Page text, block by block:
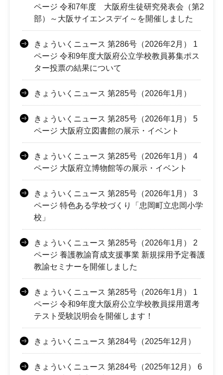
ページ 令和7年度 大阪府生徒研究発表会（第2
部）～大阪サイエンスデイ～を開催しました
きょういくニュース 第286号（2026年2月） 1
ページ 令和9年度大阪府公立学校教員募集ポス
ター投票の結果について
きょういくニュース 第285号（2026年1月）
きょういくニュース 第285号（2026年1月） 5
ページ 大阪府立図書館の展示・イベント
きょういくニュース 第285号（2026年1月） 4
ページ 大阪府立博物館等の展示・イベント
きょういくニュース 第285号（2026年1月） 3
ページ 特色ある学校づくり「忠岡町立忠岡小学
校」
きょういくニュース 第285号（2026年1月） 2
ページ 養護教諭育成支援事業 新規採用予定養護
教諭セミナーを開催しました
きょういくニュース 第285号（2026年1月） 1
ページ 令和9年度大阪府公立学校教員採用選考
テスト受験説明会を開催します！
きょういくニュース 第284号（2025年12月）
きょういくニュース 第284号（2025年12月） 6